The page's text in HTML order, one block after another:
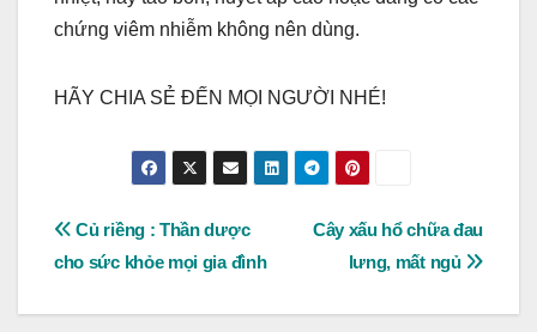
chứng viêm nhiễm không nên dùng.
HÃY CHIA SẺ ĐẾN MỌI NGƯỜI NHÉ!
Post
navigation
Cây xấu hổ chữa đau
lưng, mất ngủ
Củ riềng : Thần dược
cho sức khỏe mọi gia đình